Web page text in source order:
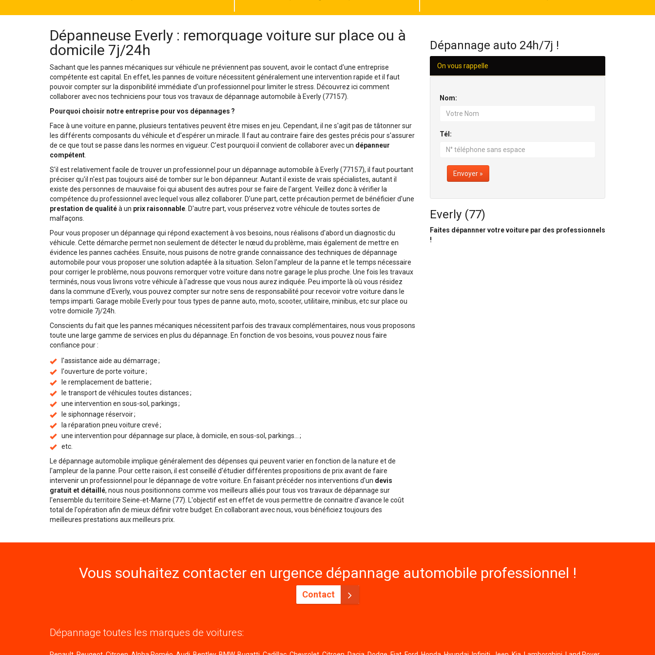
H/24
Dépanneuse Everly : remorquage voiture sur place ou à
domicile 7j/24h
Sachant que les pannes mécaniques sur véhicule ne préviennent pas souvent, avoir le contact d'une entreprise
compétente est capital. En effet, les pannes de voiture nécessitent généralement une intervention rapide et il faut
pouvoir compter sur la disponibilité immédiate d'un professionnel pour limiter le stress. Découvrez ici comment
collaborer avec nos techniciens pour tous vos travaux de dépannage automobile à Everly (77157).
Pourquoi choisir notre entreprise pour vos dépannages ?
Face à une voiture en panne, plusieurs tentatives peuvent être mises en jeu. Cependant, il ne s'agit pas de tâtonner sur
les différents composants du véhicule et d'espérer un miracle. Il faut au contraire faire des gestes précis pour s'assurer
de ce que tout se passe dans les normes en vigueur. C'est pourquoi il convient de collaborer avec un dépanneur
compétent
S'il est relativement facile de trouver un professionnel pour un dépannage automobile à Everly (77157), il faut pourtant
préciser qu'il n'est pas toujours aisé de tomber sur le bon dépanneur. Autant il existe de vrais spécialistes, autant il
existe des personnes de mauvaise foi qui abusent des autres pour se faire de l'argent. Veillez donc à vérifier la
compétence du professionnel avec lequel vous allez collaborer. D'une part, cette précaution permet de bénéficier d'une
prestation de qualitéà un prix raisonnable . D'autre part, vous préservez votre véhicule de toutes sortes de
malfaçons.
Pour vous proposer un dépannage qui répond exactement à vos besoins, nous réalisons d'abord un diagnostic du
véhicule. Cette démarche permet non seulement de détecter le nœud du problème, mais également de mettre en
évidence les pannes cachées. Ensuite, nous puisons de notre grande connaissance des techniques de dépannage
automobile pour vous proposer une solution adaptée à la situation. Selon l'ampleur de la panne et le temps nécessaire
pour corriger le problème, nous pouvons remorquer votre voiture dans notre garage le plus proche. Une fois les travaux
terminés, nous vous livrons votre véhicule à l'adresse que vous nous aurez indiquée. Peu importe là où vous résidez
dans la commune d'Everly, vous pouvez compter sur notre sens de responsabilité pour recevoir votre voiture dans le
temps imparti. Garage mobile Everly pour tous types de panne auto, moto, scooter, utilitaire, minibus, etc sur place ou
votre domicile 7j/24h.
Conscients du fait que les pannes mécaniques nécessitent parfois des travaux complémentaires, nous vous proposons
toute une large gamme de services en plus du dépannage. En fonction de vos besoins, vous pouvez nous faire
confiance pour :
l'assistance aide au démarrage ;
l'ouverture de porte voiture ;
le remplacement de batterie ;
le transport de véhicules toutes distances ;
une intervention en sous-sol, parkings ;
le siphonnage réservoir ;
la réparation pneu voiture crevé ;
une intervention pour dépannage sur place, à domicile, en sous-sol, parkings... ;
etc.
Le dépannage automobile implique généralement des dépenses qui peuvent varier en fonction de la nature et de
l'ampleur de la panne. Pour cette raison, il est conseillé d'étudier différentes propositions de prix avant de faire
intervenir un professionnel pour le dépannage de votre voiture. En faisant précéder nos interventions d'un devis
gratuit et détaillé, nous nous positionnons comme vos meilleurs alliés pour tous vos travaux de dépannage sur
l'ensemble du territoire Seine-et-Marne (77). L'objectif est en effet de vous permettre de connaitre d'avance le coût
total de l'opération afin de mieux définir votre budget. En collaborant avec nous, vous bénéficiez toujours des
meilleures prestations aux meilleurs prix.
Dépannage auto 24h/7j !
On vous rappelle
Nom:
Tél:
Envoyer »
Everly (77)
Faites dépannner votre voiture par des professionnels
!
Vous souhaitez contacter en urgence dépannage automobile professionnel !
Contact
Dépannage toutes les marques de voitures: